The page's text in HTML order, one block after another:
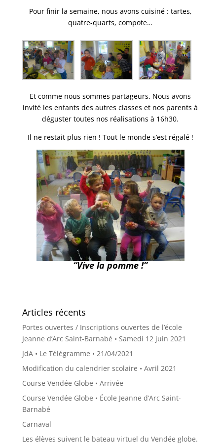
Pour finir la semaine, nous avons cuisiné : tartes,
quatre-quarts, compote…
Et comme nous sommes partageurs. Nous avons
invité les enfants des autres classes et nos parents à
déguster toutes nos réalisations à 16h30.
Il ne restait plus rien ! Tout le monde s’est régalé !
“Vive la pomme !”
Articles récents
Portes ouvertes / Inscriptions ouvertes de l’école
Jeanne d’Arc Saint-Barnabé • Samedi 12 juin 2021
JdA • Le Télégramme • 21/04/2021
Modification du calendrier scolaire • Avril 2021
Course Vendée Globe • Arrivée
Course Vendée Globe • École Jeanne d’Arc Saint-
Barnabé
Carnaval
Les élèves suivent le bateau virtuel du Vendée globe.